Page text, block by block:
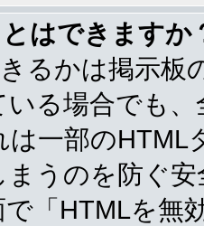
はできますか
るかは掲示板
いる場合でも
は一部の
まうのを防ぐ
「HTMLを無